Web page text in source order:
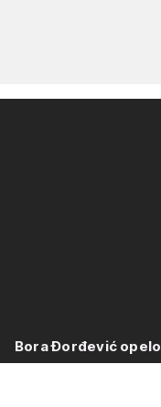
Bora Đorđević opelo